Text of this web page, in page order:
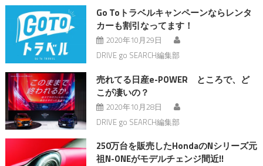
Go Toトラベルキャンペーンならレンタ
カーも割引なってます！
2020年10月29日
DRIVE go SEARCH編集部
売れてる日産e-POWER ところで、ど
こが凄いの？
2020年10月28日
DRIVE go SEARCH編集部
250万台を販売したHondaのNシリーズ元
祖N-ONEがモデルチェンジ間近!!